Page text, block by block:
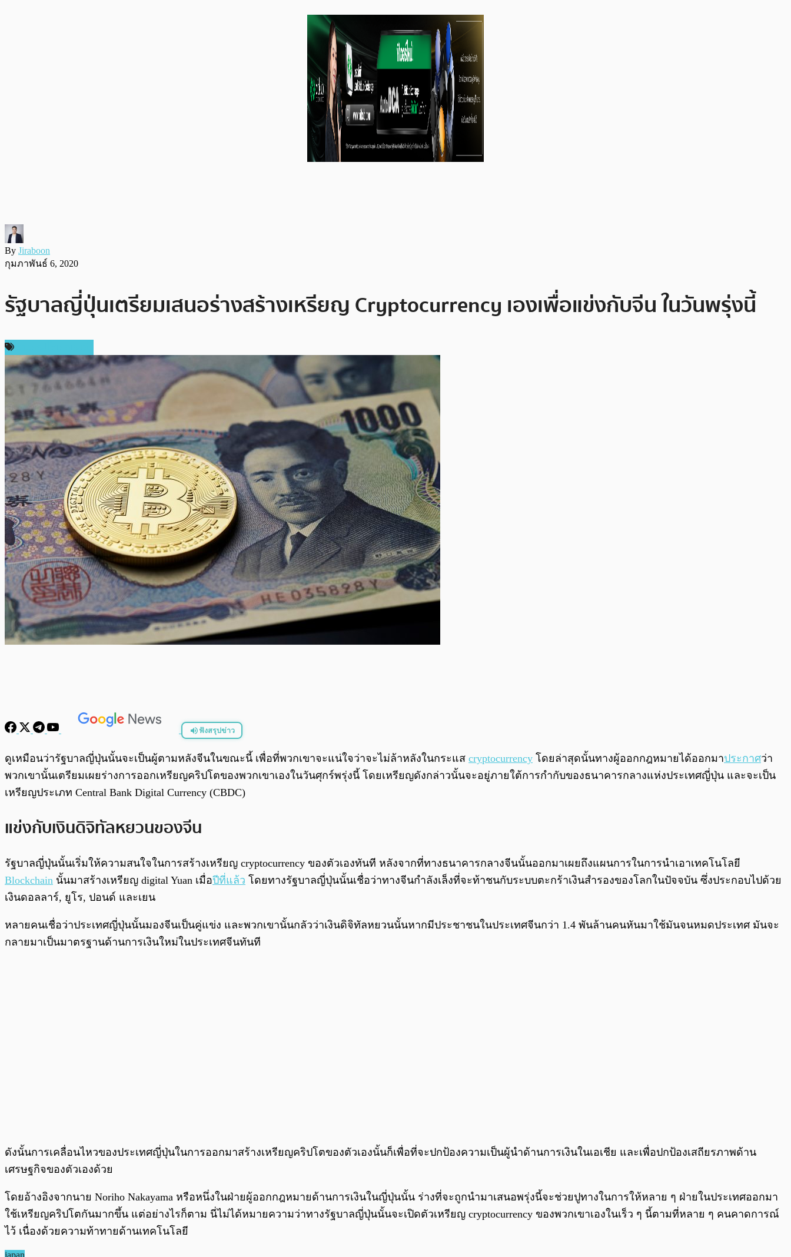
By Jiraboon
กุมภาพันธ์ 6, 2020
รัฐบาลญี่ปุ่นเตรียมเสนอร่างสร้างเหรียญ Cryptocurrency เองเพื่อแข่งกับจีน ในวันพรุ่งนี้
ฟังสรุปข่าว
พร้อมเล่น /
ดูเหมือนว่ารัฐบาลญี่ปุ่นนั้นจะเป็นผู้ตามหลังจีนในขณะนี้ เพื่อที่พวกเขาจะแน่ใจว่าจะไม่ล้าหลังในกระแส cryptocurrency โดยล่าสุดนั้นทางผู้ออกกฎหมายได้ออกมาประกาศว่า
พวกเขานั้นเตรียมเผยร่างการออกเหรียญคริปโตของพวกเขาเองในวันศุกร์พรุ่งนี้ โดยเหรียญดังกล่าวนั้นจะอยู่ภายใต้การกำกับของธนาคารกลางแห่งประเทศญี่ปุ่น และจะเป็น
เหรียญประเภท Central Bank Digital Currency (CBDC)
แข่งกับเงินดิจิทัลหยวนของจีน
รัฐบาลญี่ปุ่นนั้นเริ่มให้ความสนใจในการสร้างเหรียญ cryptocurrency ของตัวเองทันที หลังจากที่ทางธนาคารกลางจีนนั้นออกมาเผยถึงแผนการในการนำเอาเทคโนโลยี
Blockchain นั้นมาสร้างเหรียญ digital Yuan เมื่อปีที่แล้ว โดยทางรัฐบาลญี่ปุ่นนั้นเชื่อว่าทางจีนกำลังเล็งที่จะท้าชนกับระบบตะกร้าเงินสำรองของโลกในปัจจบัน ซึ่งประกอบไปด้วย
เงินดอลลาร์, ยูโร, ปอนด์ และเยน
หลายคนเชื่อว่าประเทศญี่ปุ่นนั้นมองจีนเป็นคู่แข่ง และพวกเขานั้นกลัวว่าเงินดิจิทัลหยวนนั้นหากมีประชาชนในประเทศจีนกว่า 1.4 พันล้านคนหันมาใช้มันจนหมดประเทศ มันจะ
กลายมาเป็นมาตรฐานด้านการเงินใหม่ในประเทศจีนทันที
ดังนั้นการเคลื่อนไหวของประเทศญี่ปุ่นในการออกมาสร้างเหรียญคริปโตของตัวเองนั้นก็เพื่อที่จะปกป้องความเป็นผู้นำด้านการเงินในเอเชีย และเพื่อปกป้องเสถียรภาพด้าน
เศรษฐกิจของตัวเองด้วย
โดยอ้างอิงจากนาย Noriho Nakayama หรือหนึ่งในฝ่ายผู้ออกกฎหมายด้านการเงินในญี่ปุ่นนั้น ร่างที่จะถูกนำมาเสนอพรุ่งนี้จะช่วยปูทางในการให้หลาย ๆ ฝ่ายในประเทศออกมา
ใช้เหรียญคริปโตกันมากขึ้น แต่อย่างไรก็ตาม นี่ไม่ได้หมายความว่าทางรัฐบาลญี่ปุ่นนั้นจะเปิดตัวเหรียญ cryptocurrency ของพวกเขาเองในเร็ว ๆ นี้ตามที่หลาย ๆ คนคาดการณ์
ไว้ เนื่องด้วยความท้าทายด้านเทคโนโลยี
japan